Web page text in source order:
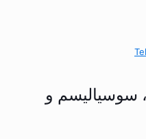
سوسیالیسم و